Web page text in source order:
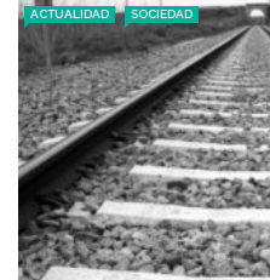
ACTUALIDAD SOCIEDAD